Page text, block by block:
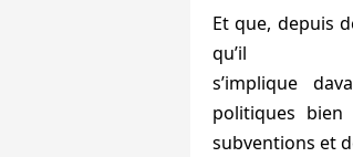
Et que, depuis
qu’il
s’implique
politiques
subventions et